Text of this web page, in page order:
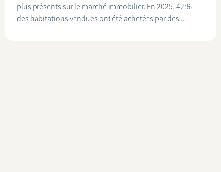
plus présents sur le marché immobilier. En 2025, 42 %
des habitations vendues ont été achetées par des ...